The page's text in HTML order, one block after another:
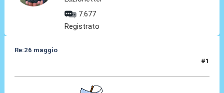
7.677
Registrato
Re:26 maggio
#1